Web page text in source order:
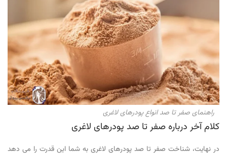
راهنمای صفر تا صد انواع پودرهای لاغری
کلام آخر درباره صفر تا صد پودرهای لاغری
در نهایت، شناخت صفر تا صد پودرهای لاغری به شما این قدرت را می دهد